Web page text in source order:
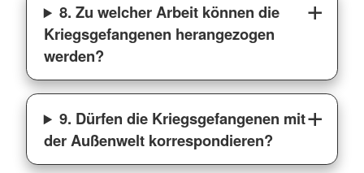
8. Zu welcher Arbeit können die
Kriegsgefangenen herangezogen
werden?
9. Dürfen die Kriegsgefangenen mit
der Außenwelt korrespondieren?